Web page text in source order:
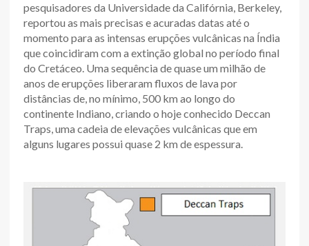
pesquisadores da Universidade da Califórnia, Berkeley,
reportou as mais precisas e acuradas datas até o
momento para as intensas erupções vulcânicas na Índia
que coincidiram com a extinção global no período final
do Cretáceo. Uma sequência de quase um milhão de
anos de erupções liberaram fluxos de lava por
distâncias de, no mínimo, 500 km ao longo do
continente Indiano, criando o hoje conhecido Deccan
Traps, uma cadeia de elevações vulcânicas que em
alguns lugares possui quase 2 km de espessura.